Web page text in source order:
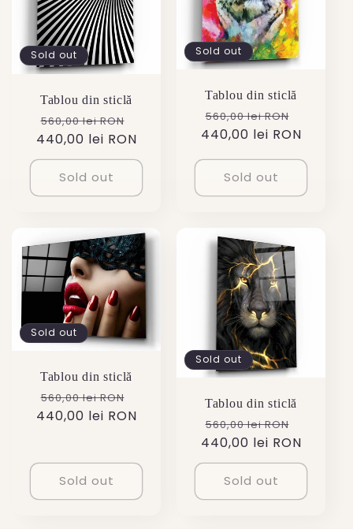
Sold out
Tablou din sticlă
Regular
price
560,00 lei RON
price
440,00 lei RON
Sold out
Sold out
Tablou din sticlă
Regular
price
560,00 lei RON
price
440,00 lei RON
Sold out
Sold out
Tablou din sticlă
Regular
price
560,00 lei RON
price
440,00 lei RON
Sold out
Sold out
Tablou din sticlă
Regular
price
560,00 lei RON
price
440,00 lei RON
Sold out